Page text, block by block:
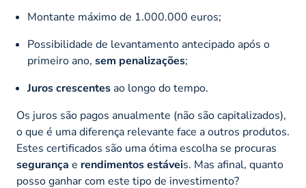
Montante máximo de 1.000.000 euros;
Possibilidade de levantamento antecipado após o
primeiro ano, sem penalizações;
Juros crescentes ao longo do tempo.
Os juros são pagos anualmente (não são capitalizados),
o que é uma diferença relevante face a outros produtos.
Estes certificados são uma ótima escolha se procuras
segurança e rendimentos estáveis. Mas afinal, quanto
posso ganhar com este tipo de investimento?